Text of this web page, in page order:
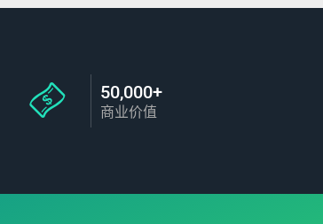
50,000+
商业价值